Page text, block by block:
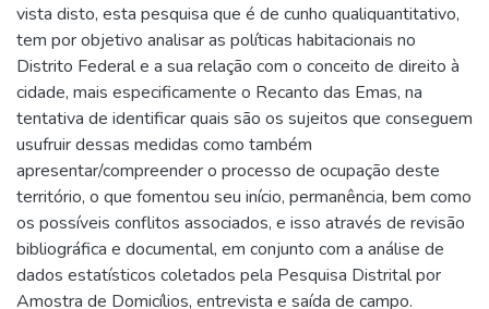
vista disto, esta pesquisa que é de cunho qualiquantitativo,
tem por objetivo analisar as políticas habitacionais no
Distrito Federal e a sua relação com o conceito de direito à
cidade, mais especificamente o Recanto das Emas, na
tentativa de identificar quais são os sujeitos que conseguem
usufruir dessas medidas como também
apresentar/compreender o processo de ocupação deste
território, o que fomentou seu início, permanência, bem como
os possíveis conflitos associados, e isso através de revisão
bibliográfica e documental, em conjunto com a análise de
dados estatísticos coletados pela Pesquisa Distrital por
Amostra de Domicílios, entrevista e saída de campo.